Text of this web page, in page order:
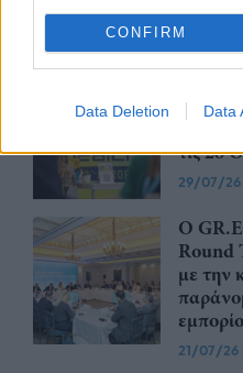
CONFIRM
Data Deletion Data
03/08/
τις 28
29/07/26
Ο
Round
με την
21/07/26